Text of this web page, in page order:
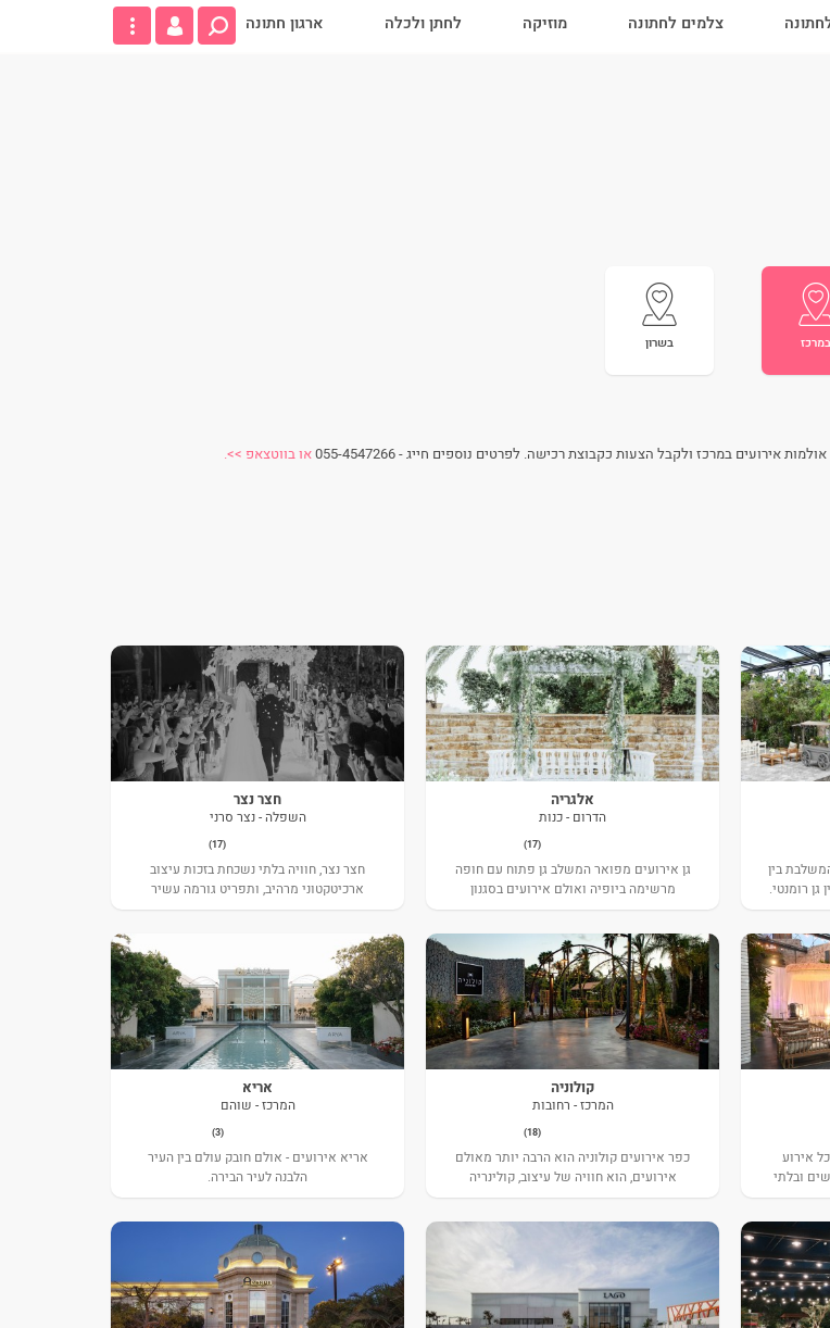
צלמים לחתונה מוזיקה לחתן ולכלה ארגון חתונה
במרכז בשרון
במרכז ולקבל הצעות כקבוצת רכישה. לפרטים נוספים חייג - 055-4547266 או בווטצאפ >>.
בין
גן רומנטי.
אלגריה
הדרום - כנות
(17)
גן אירועים מפואר המשלב גן פתוח עם חופה
מרשימה ביופיה ואולם אירועים בסגנון
אורבני
חצר נצר
השפלה - נצר סרני
(17)
חצר נצר, חוויה בלתי נשכחת בזכות עיצוב
ארכיטקטוני מרהיב, ותפריט גורמה עשיר
ומשובח.
אירוע
ובלתי
קולוניה
המרכז - רחובות
(18)
כפר אירועים קולוניה הוא הרבה יותר מאולם
אירועים, הוא חוויה של עיצוב, קולינריה
ואירוח ברמה הגבוהה ביותר. האולם ממוקם
אווירה חמה ואלגנטית.
אריא
המרכז - שוהם
(3)
אריא אירועים - אולם חובק עולם בין העיר
הלבנה לעיר הבירה.